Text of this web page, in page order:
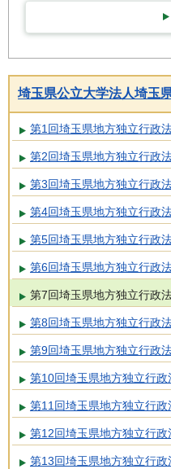
埼玉県公立大学法人埼玉
第1回埼玉県地方独立行政
第2回埼玉県地方独立行政
第3回埼玉県地方独立行政
第4回埼玉県地方独立行政
第5回埼玉県地方独立行政
第6回埼玉県地方独立行政
第7回埼玉県地方独立行政
第8回埼玉県地方独立行政
第9回埼玉県地方独立行政
第10回埼玉県地方独立行
第11回埼玉県地方独立行
第12回埼玉県地方独立行
第13回埼玉県地方独立行